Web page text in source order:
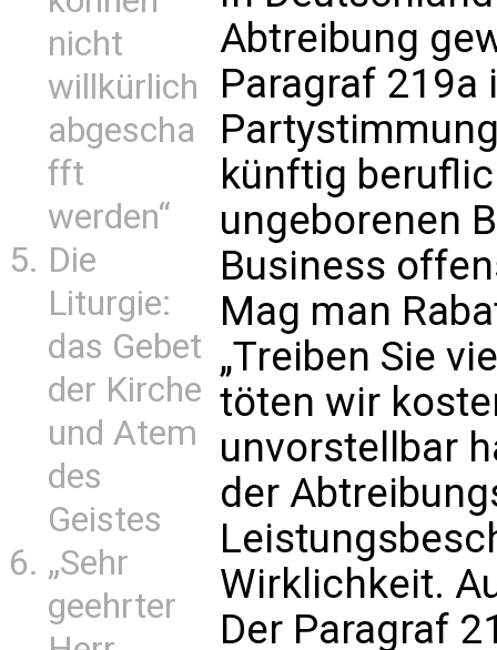
nicht
willkürlich
abgescha
fft
werden“
Die
Liturgie:
das Gebet
der Kirche
und Atem
des
Geistes
„Sehr
geehrter
Abtreibung
Paragraf
künftig
ungeborenen
Business
Mag man
„Treiben Sie
töten wir
unvorstellbar
der
Wirklichkeit.
Der Paragraf